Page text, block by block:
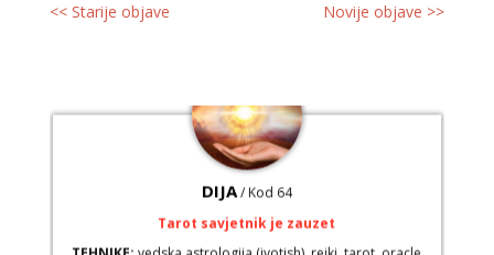
<< Starije objave Novije objave >>
DIJA/ Kod 64
Tarot savjetnik je zauzet
karte, duhovni razgovori